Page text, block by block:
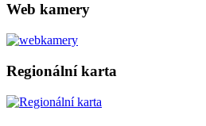
Web kamery
Regionální karta